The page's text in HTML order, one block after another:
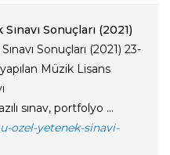
Sonuçları (2021)
Sonuçları (2021) 23-
Müzik Lisans
sınav, portfolyo ...
ozel-yetenek-sinavi-